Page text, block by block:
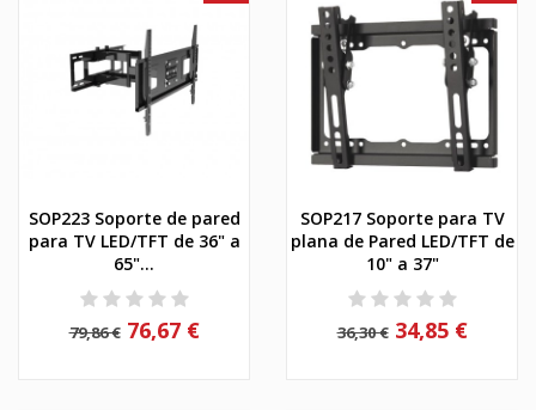
SOP223 Soporte de pared
para TV LED/TFT de 36" a
65"...
79,86 € 76,67 €
SOP217 Soporte para TV
plana de Pared LED/TFT de
10" a 37"
36,30 € 34,85 €